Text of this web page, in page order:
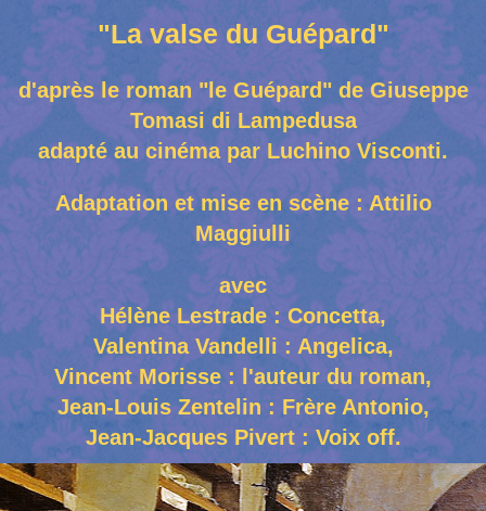
"La valse du Guépard"
d'après le roman "le Guépard" de Giuseppe
Tomasi di Lampedusa
adapté au cinéma par Luchino Visconti.
Adaptation et mise en scène : Attilio
Maggiulli
avec
Hélène Lestrade : Concetta,
Valentina Vandelli : Angelica,
Vincent Morisse : l'auteur du roman,
Jean-Louis Zentelin : Frère Antonio,
Jean-Jacques Pivert : Voix off.